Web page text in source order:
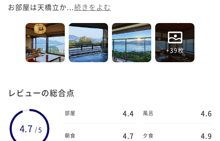
お部屋は天橋立か... 続きをよむ
+39枚
レビューの総合点
4.7 /5
部屋 4.4 風呂 4.6
朝食 4.7 夕食 4.9